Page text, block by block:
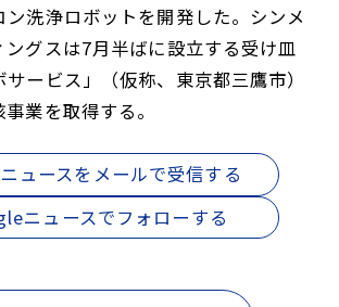
洗浄ロボットを開発した。シンメ
ングスは7月半ばに設立する受け皿
ービス」（仮称、東京都三鷹市）
業を取得する。
ュースをメールで受信する
ニュースでフォローする